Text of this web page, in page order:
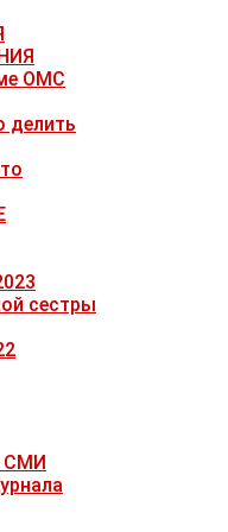
ОМС
делить
сестры
СМИ